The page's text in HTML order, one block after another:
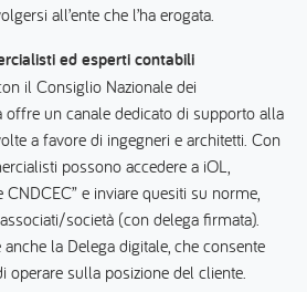
all’ente che l’ha erogata.
ed esperti contabili
il Consiglio Nazionale dei
un canale dedicato di supporto alla
a favore di ingegneri e architetti. Con
possono accedere a iOL,
CNDCEC” e inviare quesiti su norme,
società (con delega firmata).
la Delega digitale, che consente
operare sulla posizione del cliente.